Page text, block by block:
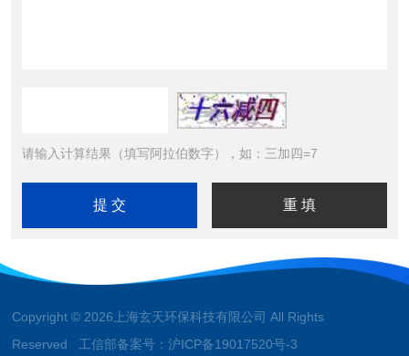
请输入计算结果（填写阿拉伯数字），如：三加四=7
Copyright © 2026上海玄天环保科技有限公司 All Rights
Reserved 工信部备案号：沪ICP备19017520号-3